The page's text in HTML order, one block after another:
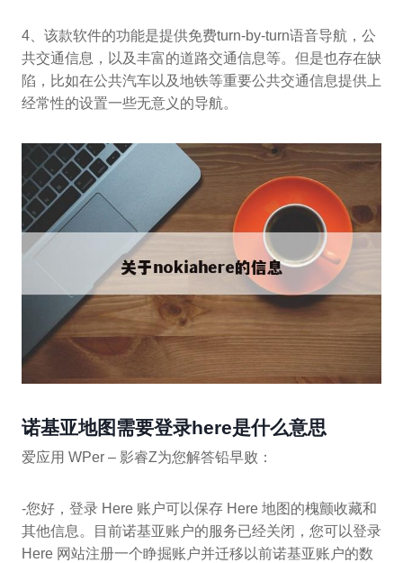
4、该款软件的功能是提供免费turn-by-turn语音导航，公
共交通信息，以及丰富的道路交通信息等。但是也存在缺
陷，比如在公共汽车以及地铁等重要公共交通信息提供上
经常性的设置一些无意义的导航。
诺基亚地图需要登录here是什么意思
爱应用 WPer – 影睿Z为您解答铅早败：
-您好，登录 Here 账户可以保存 Here 地图的槐颤收藏和
其他信息。目前诺基亚账户的服务已经关闭，您可以登录
Here 网站注册一个睁掘账户并迁移以前诺基亚账户的数